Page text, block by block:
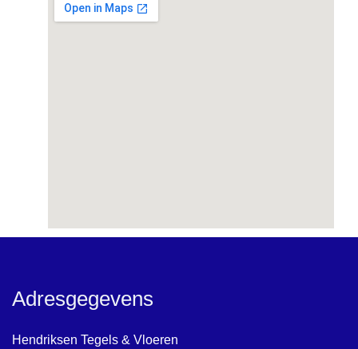
Adresgegevens
Hendriksen Tegels & Vloeren